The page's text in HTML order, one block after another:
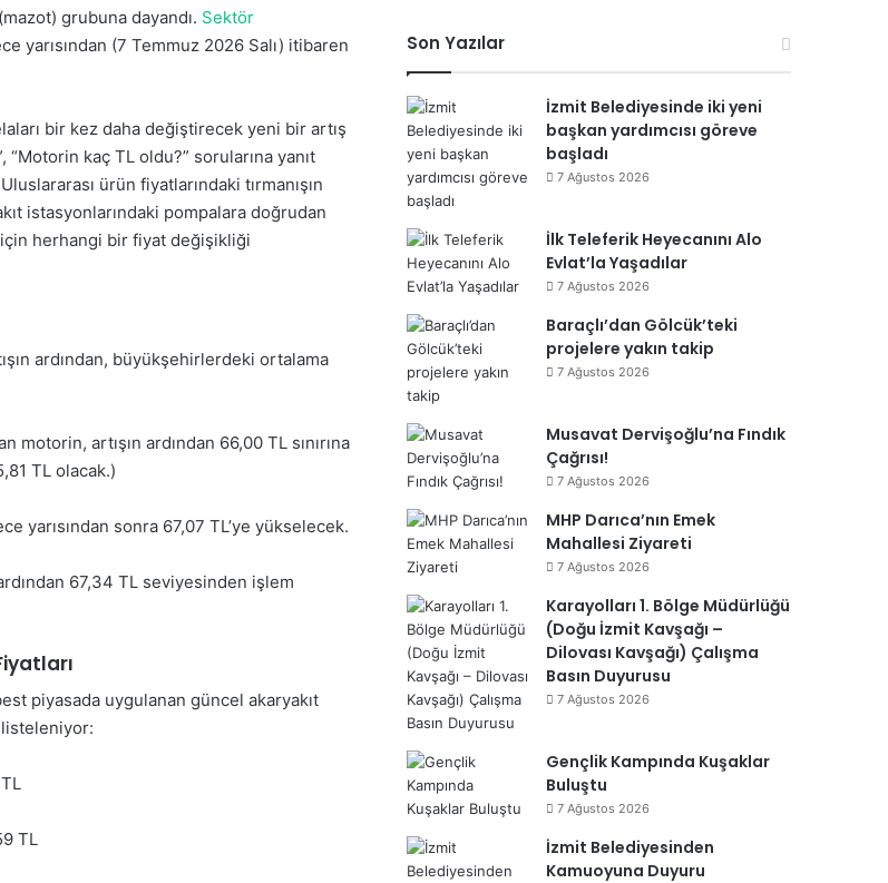
grubuna dayandı. Sektör
yarısından (7 Temmuz 2026 Salı) itibaren
bir kez daha değiştirecek yeni bir artış
“Motorin kaç TL oldu?” sorularına yanıt
ürün fiyatlarındaki tırmanışın
istasyonlarındaki pompalara doğrudan
için herhangi bir fiyat değişikliği
ardından, büyükşehirlerdeki ortalama
artışın ardından 66,00 TL sınırına
TL olacak.)
yarısından sonra 67,07 TL’ye yükselecek.
67,34 TL seviyesinden işlem
piyasada uygulanan güncel akaryakıt
listeleniyor:
TL
Son Yazılar
İzmit Belediyesinde iki yeni
başkan yardımcısı göreve
başladı
7 Ağustos 2026
İlk Teleferik Heyecanını Alo
Evlat’la Yaşadılar
7 Ağustos 2026
Baraçlı’dan Gölcük’teki
projelere yakın takip
7 Ağustos 2026
Musavat Dervişoğlu’na Fındık
Çağrısı!
7 Ağustos 2026
MHP Darıca’nın Emek
Mahallesi Ziyareti
7 Ağustos 2026
Karayolları 1. Bölge Müdürlüğü
(Doğu İzmit Kavşağı –
Dilovası Kavşağı) Çalışma
Basın Duyurusu
7 Ağustos 2026
Gençlik Kampında Kuşaklar
Buluştu
7 Ağustos 2026
İzmit Belediyesinden
Kamuoyuna Duyuru